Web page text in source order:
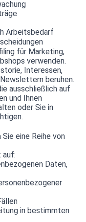
Arbeitsbedarf
für Marketing,
verwenden.
Interessen,
beruhen.
ausschließlich auf
und Ihnen
oder Sie in
eine Reihe von
auf:
Daten,
in bestimmten